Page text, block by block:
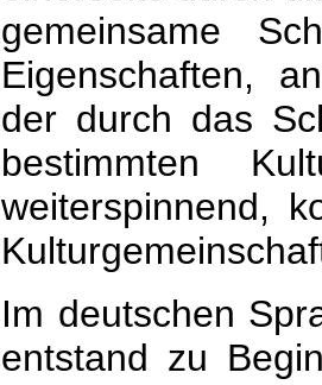
gemeinsame
Eigenschaften,
der durch das
bestimmten
weiterspinnend,
Im deutschen
entstand zu